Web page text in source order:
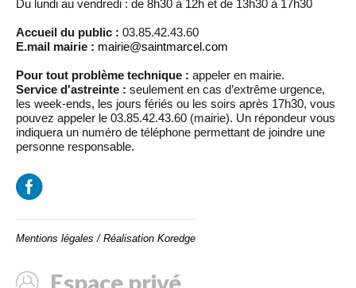
Du lundi au vendredi : de 8h30 à 12h et de 13h30 à 17h30
Accueil du public : 03.85.42.43.60
E.mail mairie : mairie@saintmarcel.com
Pour tout problème technique : appeler en mairie.
Service d'astreinte : seulement en cas d’extrême urgence,
les week-ends, les jours fériés ou les soirs après 17h30, vous
pouvez appeler le 03.85.42.43.60 (mairie). Un répondeur vous
indiquera un numéro de téléphone permettant de joindre une
personne responsable.
Mentions légales / Réalisation Koredge
Espace privé